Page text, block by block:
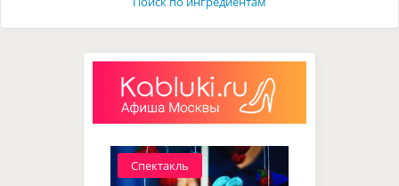
Спектакль